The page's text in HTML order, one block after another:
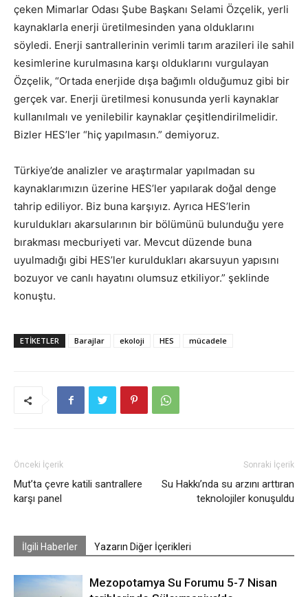
çeken Mimarlar Odası Şube Başkanı Selami Özçelik, yerli
kaynaklarla enerji üretilmesinden yana olduklarını
söyledi. Enerji santrallerinin verimli tarım arazileri ile sahil
kesimlerine kurulmasına karşı olduklarını vurgulayan
Özçelik, “Ortada enerjide dışa bağımlı olduğumuz gibi bir
gerçek var. Enerji üretilmesi konusunda yerli kaynaklar
kullanılmalı ve yenilebilir kaynaklar çeşitlendirilmelidir.
Bizler HES’ler “hiç yapılmasın.” demiyoruz.
Türkiye’de analizler ve araştırmalar yapılmadan su
kaynaklarımızın üzerine HES’ler yapılarak doğal denge
tahrip ediliyor. Biz buna karşıyız. Ayrıca HES’lerin
kuruldukları akarsularının bir bölümünü bulunduğu yere
bırakması mecburiyeti var. Mevcut düzende buna
uyulmadığı gibi HES’ler kuruldukları akarsuyun yapısını
bozuyor ve canlı hayatını olumsuz etkiliyor.” şeklinde
konuştu.
ETIKETLER Barajlar ekoloji HES mücadele
Önceki İçerik
Mut’ta çevre katili santrallere
karşı panel
Sonraki İçerik
Su Hakkı’nda su arzını arttıran
teknolojiler konuşuldu
İlgili Haberler Yazarın Diğer İçerikleri
Mezopotamya Su Forumu 5-7 Nisan